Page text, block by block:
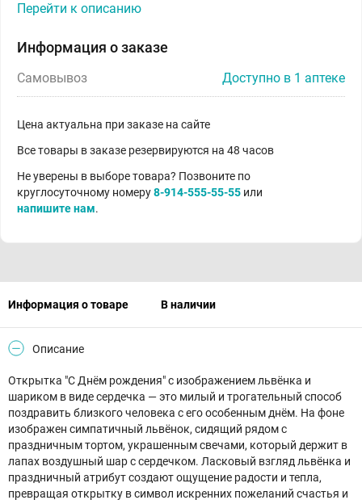
Перейти к описанию
Информация о заказе
Самовывоз Доступно в 1 аптеке
Цена актуальна при заказе на сайте
Все товары в заказе резервируются на 48 часов
Не уверены в выборе товара? Позвоните по
круглосуточному номеру8-914-555-55-55 или
напишите нам.
Информация о товаре В наличии
Описание
Открытка "С Днём рождения" с изображением львёнка и
шариком в виде сердечка — это милый и трогательный способ
поздравить близкого человека с его особенным днём. На фоне
изображен симпатичный львёнок, сидящий рядом с
праздничным тортом, украшенным свечами, который держит в
лапах воздушный шар с сердечком. Ласковый взгляд львёнка и
праздничный атрибут создают ощущение радости и тепла,
превращая открытку в символ искренних пожеланий счастья и